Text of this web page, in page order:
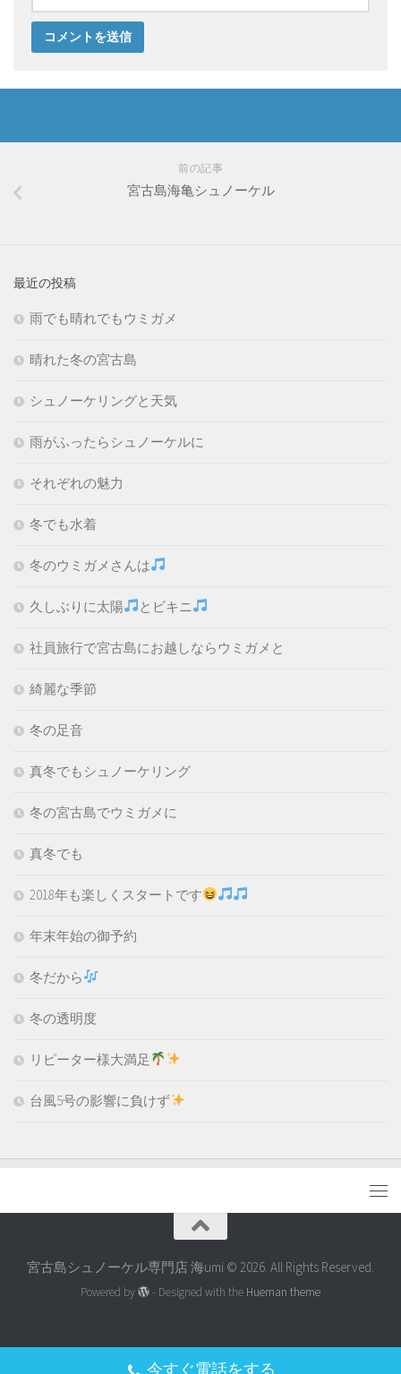
前の記事
宮古島海亀シュノーケル
最近の投稿
雨でも晴れでもウミガメ
晴れた冬の宮古島
シュノーケリングと天気
雨がふったらシュノーケルに
それぞれの魅力
冬でも水着
冬のウミガメさんは
久しぶりに太陽 とビキニ
社員旅行で宮古島にお越しならウミガメと
綺麗な季節
冬の足音
真冬でもシュノーケリング
冬の宮古島でウミガメに
真冬でも
2018年も楽しくスタートです
年末年始の御予約
冬だから
冬の透明度
リピーター様大満足
台風5号の影響に負けず
宮古島シュノーケル専門店 海umi © 2026. All Rights Reserved.
Powered by - Designed with the Hueman theme
今すぐ電話をする